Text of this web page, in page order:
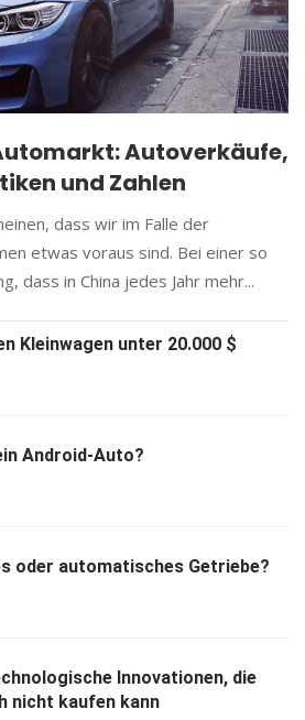
Autoverkäufe,
und Zahlen
dass wir im Falle der
etwas voraus sind. Bei einer so
dass in China jedes Jahr mehr...
Kleinwagen unter 20.000 $
Android-Auto?
oder automatisches Getriebe?
Innovationen, die
nicht kaufen kann